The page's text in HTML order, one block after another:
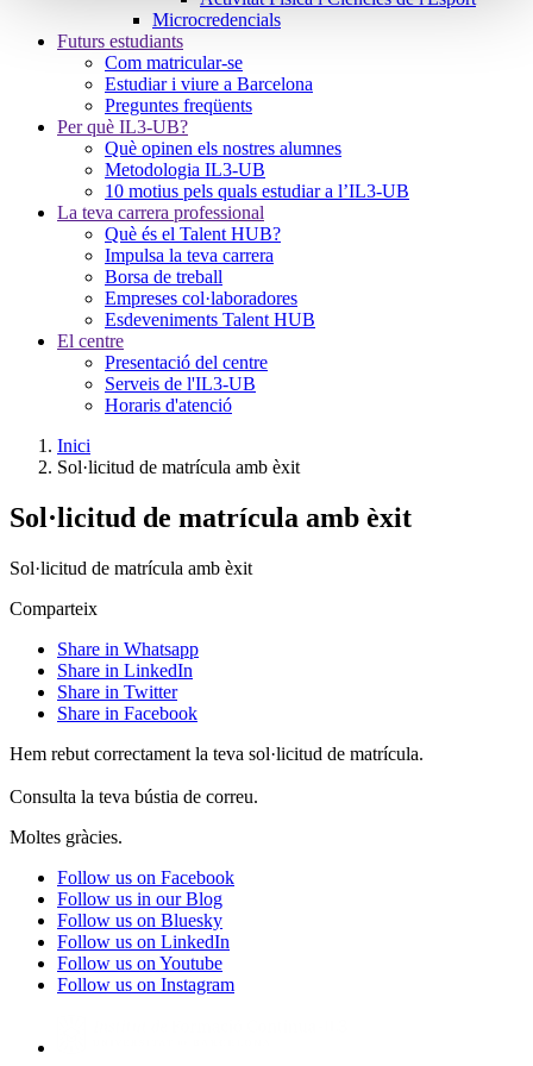
Microcredencials
Futurs estudiants
Com matricular-se
Estudiar i viure a Barcelona
Preguntes freqüents
Per què IL3-UB?
Què opinen els nostres alumnes
Metodologia IL3-UB
10 motius pels quals estudiar a l’IL3-UB
La teva carrera professional
Què és el Talent HUB?
Impulsa la teva carrera
Borsa de treball
Empreses col·laboradores
Esdeveniments Talent HUB
El centre
Presentació del centre
Serveis de l'IL3-UB
Horaris d'atenció
Inici
Sol·licitud de matrícula amb èxit
Sol·licitud de matrícula amb èxit
Sol·licitud de matrícula amb èxit
Comparteix
Share in Whatsapp
Share in LinkedIn
Share in Twitter
Share in Facebook
Hem rebut correctament la teva sol·licitud de matrícula.
Consulta la teva bústia de correu.
Moltes gràcies.
Follow us on Facebook
Follow us in our Blog
Follow us on Bluesky
Follow us on LinkedIn
Follow us on Youtube
Follow us on Instagram